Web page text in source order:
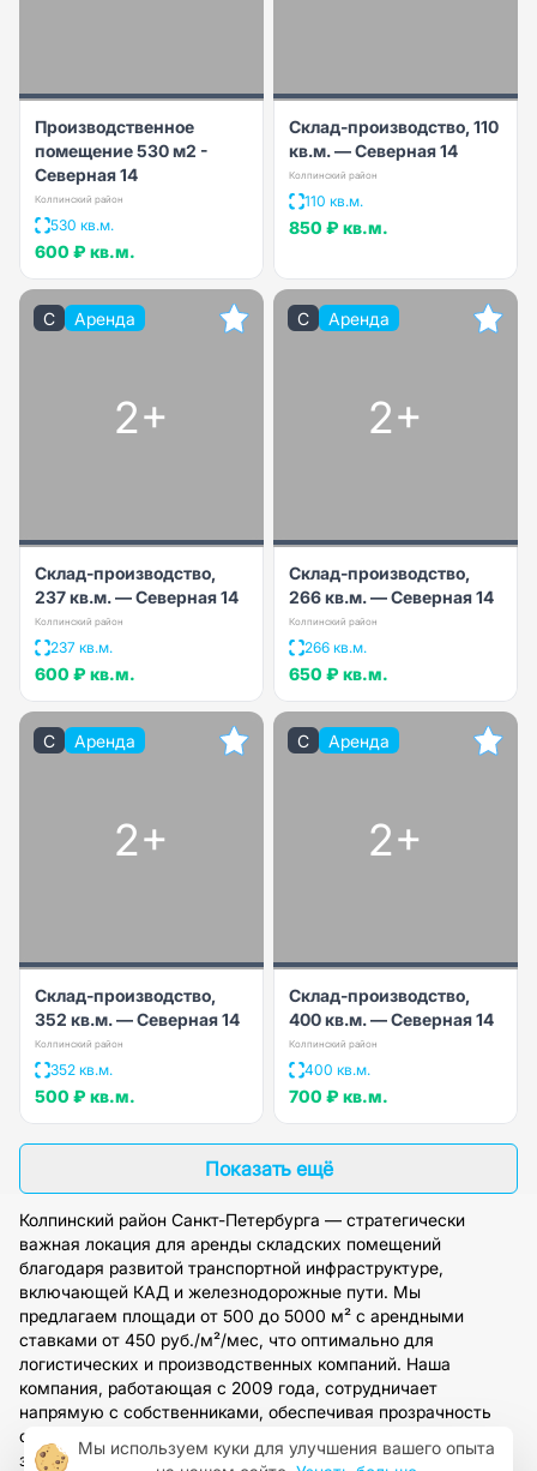
Производственное
помещение 530 м2 -
Северная 14
Колпинский район
530 кв.м.
600 ₽ кв.м.
Склад-производство, 110
кв.м. — Северная 14
Колпинский район
110 кв.м.
850 ₽ кв.м.
C Аренда
2+
Склад-производство,
237 кв.м. — Северная 14
Колпинский район
237 кв.м.
600 ₽ кв.м.
C Аренда
2+
Склад-производство,
266 кв.м. — Северная 14
Колпинский район
266 кв.м.
650 ₽ кв.м.
C Аренда
2+
Склад-производство,
352 кв.м. — Северная 14
Колпинский район
352 кв.м.
500 ₽ кв.м.
C Аренда
2+
Склад-производство,
400 кв.м. — Северная 14
Колпинский район
400 кв.м.
700 ₽ кв.м.
Показать ещё
Колпинский район Санкт-Петербурга — стратегически
важная локация для аренды складских помещений
благодаря развитой транспортной инфраструктуре,
включающей КАД и железнодорожные пути. Мы
предлагаем площади от 500 до 5000 м² с арендными
ставками от 450 руб./м²/мес, что оптимально для
логистических и производственных компаний. Наша
компания, работающая с 2009 года, сотрудничает
напрямую с собственниками, обеспечивая прозрачность
сделок и полное юридическое сопровождение. Оставьте
заявку на сайте, и наши специалисты подберут склад под
Мы используем куки для улучшения вашего опыта